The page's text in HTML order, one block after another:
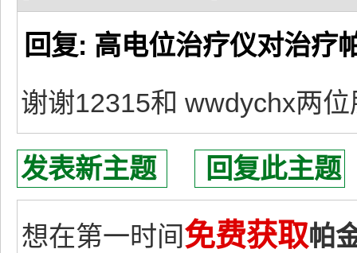
回复: 高电位治疗仪对治疗
谢谢12315和 wwdychx两
发表新主题 回复此主题
想在第一时间免费获取帕